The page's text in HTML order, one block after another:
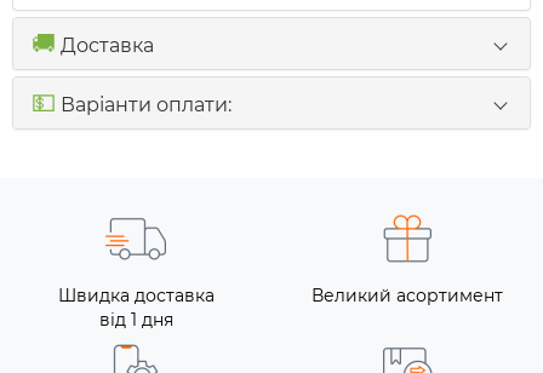
🚚 Доставка
💵 Варіанти оплати:
Швидка доставка
від 1 дня
Великий асортимент